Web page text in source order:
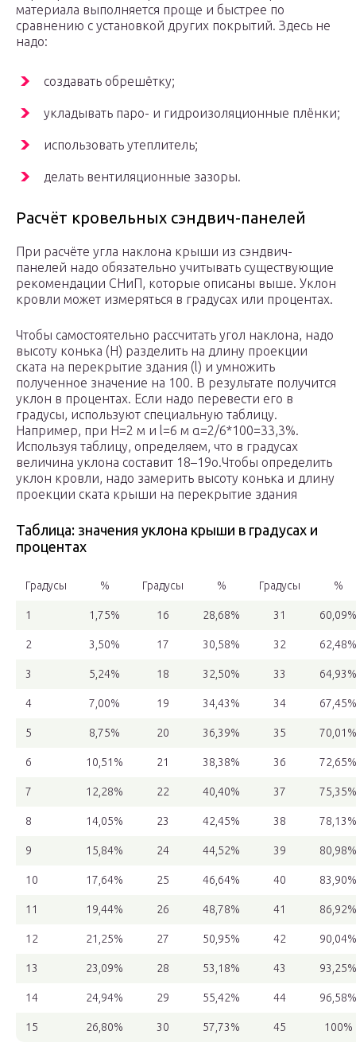
материала выполняется проще и быстрее по
сравнению с установкой других покрытий. Здесь не
надо:
создавать обрешётку;
укладывать паро- и гидроизоляционные плёнки;
использовать утеплитель;
делать вентиляционные зазоры.
Расчёт кровельных сэндвич-панелей
При расчёте угла наклона крыши из сэндвич-
панелей надо обязательно учитывать существующие
рекомендации СНиП, которые описаны выше. Уклон
кровли может измеряться в градусах или процентах.
Чтобы самостоятельно рассчитать угол наклона, надо
высоту конька (Н) разделить на длину проекции
ската на перекрытие здания (l) и умножить
полученное значение на 100. В результате получится
уклон в процентах. Если надо перевести его в
градусы, используют специальную таблицу.
Например, при Н=2 м и l=6 м α=2/6*100=33,3%.
Используя таблицу, определяем, что в градусах
величина уклона составит 18–19о.Чтобы определить
уклон кровли, надо замерить высоту конька и длину
проекции ската крыши на перекрытие здания
Таблица: значения уклона крыши в градусах и
процентах
Градусы % Градусы % Градусы %
1 1,75% 16 28,68% 31 60,09%
2 3,50% 17 30,58% 32 62,48%
3 5,24% 18 32,50% 33 64,93%
4 7,00% 19 34,43% 34 67,45%
5 8,75% 20 36,39% 35 70,01%
6 10,51% 21 38,38% 36 72,65%
7 12,28% 22 40,40% 37 75,35%
8 14,05% 23 42,45% 38 78,13%
9 15,84% 24 44,52% 39 80,98%
10 17,64% 25 46,64% 40 83,90%
11 19,44% 26 48,78% 41 86,92%
12 21,25% 27 50,95% 42 90,04%
13 23,09% 28 53,18% 43 93,25%
14 24,94% 29 55,42% 44 96,58%
15 26,80% 30 57,73% 45 100%